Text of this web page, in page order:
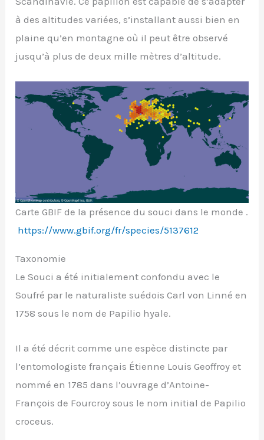
à des altitudes variées, s’installant aussi bien en
plaine qu’en montagne où il peut être observé
jusqu’à plus de deux mille mètres d’altitude.
Carte GBIF de la présence du souci dans le monde .
https://www.gbif.org/fr/species/5137612
Taxonomie
Le Souci a été initialement confondu avec le
Soufré par le naturaliste suédois Carl von Linné en
1758 sous le nom de Papilio hyale.
Il a été décrit comme une espèce distincte par
l’entomologiste français Étienne Louis Geoffroy et
nommé en 1785 dans l’ouvrage d’Antoine-
François de Fourcroy sous le nom initial de Papilio
croceus.